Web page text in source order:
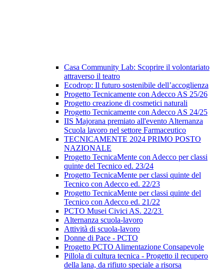
Casa Community Lab: Scoprire il volontariato
attraverso il teatro
Ecodrop: Il futuro sostenibile dell’accoglienza
Progetto Tecnicamente con Adecco AS 25/26
Progetto creazione di cosmetici naturali
Progetto Tecnicamente con Adecco AS 24/25
IIS Majorana premiato all'evento Alternanza
Scuola lavoro nel settore Farmaceutico
TECNICAMENTE 2024 PRIMO POSTO
NAZIONALE
Progetto TecnicaMente con Adecco per classi
quinte del Tecnico ed. 23/24
Progetto TecnicaMente per classi quinte del
Tecnico con Adecco ed. 22/23
Progetto TecnicaMente per classi quinte del
Tecnico con Adecco ed. 21/22
PCTO Musei Civici AS. 22/23
Alternanza scuola-lavoro
Attività di scuola-lavoro
Donne di Pace - PCTO
Progetto PCTO Alimentazione Consapevole
Pillola di cultura tecnica - Progetto il recupero
della lana, da rifiuto speciale a risorsa